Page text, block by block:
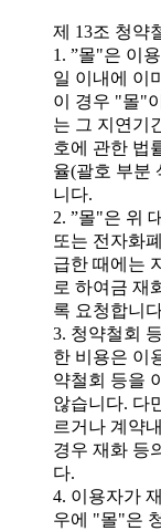
제 13조 청약
1. ”몰"은 이
일 이내에 이
이 경우 "몰"
는 그 지연기
호에 관한 법
율(괄호 부분
니다.
2. ”몰"은 위
또는 전자화
급한 때에는
로 하여금 재
록 요청합니
3. 청약철회
한 비용은 이
약철회 등을
않습니다. 다
르거나 계약
경우 재화 등
다.
4. 이용자가
우에 "몰"은